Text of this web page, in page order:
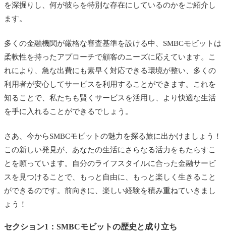
を深掘りし、何が彼らを特別な存在にしているのかをご紹介し
ます。
多くの金融機関が厳格な審査基準を設ける中、SMBCモビットは
柔軟性を持ったアプローチで顧客のニーズに応えています。こ
れにより、急な出費にも素早く対応できる環境が整い、多くの
利用者が安心してサービスを利用することができます。これを
知ることで、私たちも賢くサービスを活用し、より快適な生活
を手に入れることができるでしょう。
さあ、今からSMBCモビットの魅力を探る旅に出かけましょう！
この新しい発見が、あなたの生活にさらなる活力をもたらすこ
とを願っています。自分のライフスタイルに合った金融サービ
スを見つけることで、もっと自由に、もっと楽しく生きること
ができるのです。前向きに、楽しい経験を積み重ねていきまし
ょう！
セクション1：SMBCモビットの歴史と成り立ち